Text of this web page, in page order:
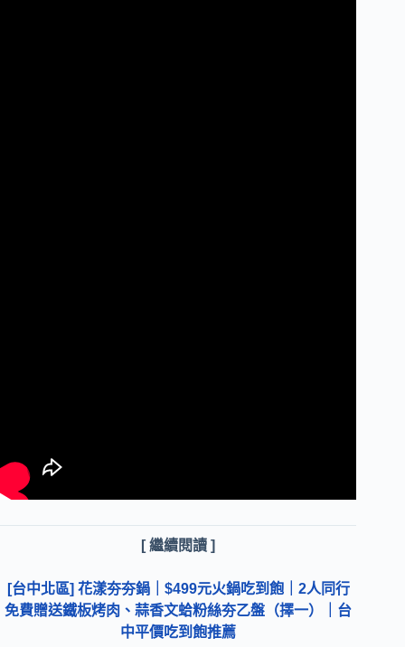
[ 繼續閱讀 ]
[台中北區] 花漾夯夯鍋｜$499元火鍋吃到飽｜2人同行
免費贈送鐵板烤肉、蒜香文蛤粉絲夯乙盤（擇一）｜台
中平價吃到飽推薦